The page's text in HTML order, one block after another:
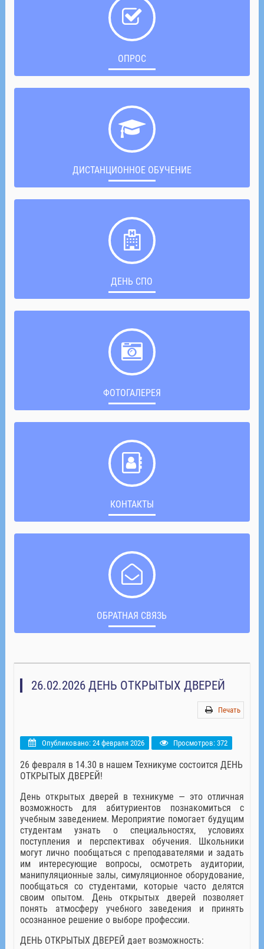
ОПРОС
ДИСТАНЦИОННОЕ ОБУЧЕНИЕ
ДЕНЬ СПО
ФОТОГАЛЕРЕЯ
КОНТАКТЫ
ОБРАТНАЯ СВЯЗЬ
26.02.2026 ДЕНЬ ОТКРЫТЫХ ДВЕРЕЙ
Печать
Опубликовано: 24 февраля 2026 Просмотров: 372
26 февраля в 14.30 в нашем Техникуме состоится ДЕНЬ
ОТКРЫТЫХ ДВЕРЕЙ!
День открытых дверей в техникуме — это отличная
возможность для абитуриентов познакомиться с
учебным заведением. Мероприятие помогает будущим
студентам узнать о специальностях, условиях
поступления и перспективах обучения. Школьники
могут лично пообщаться с преподавателями и задать
им интересующие вопросы, осмотреть аудитории,
манипуляционные залы, симуляционное оборудование,
пообщаться со студентами, которые часто делятся
своим опытом. День открытых дверей позволяет
понять атмосферу учебного заведения и принять
осознанное решение о выборе профессии.
ДЕНЬ ОТКРЫТЫХ ДВЕРЕЙ дает возможность: